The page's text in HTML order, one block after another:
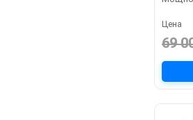
Цена
69